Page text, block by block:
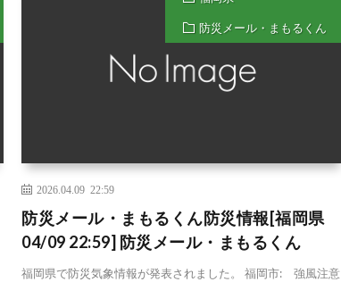
防災メール・まもるくん
2026.04.09 22:59
防災メール・まもるくん防災情報[福岡県
04/09 22:59] 防災メール・まもるくん
福岡県で防災気象情報が発表されました。 福岡市: 強風注意